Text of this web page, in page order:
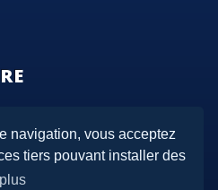
navigation, vous acceptez
tiers pouvant installer des